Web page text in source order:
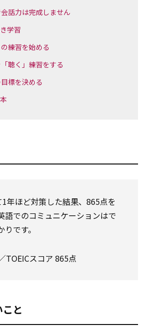
話力は完成しません
学習
練習を始める
聴く」練習をする
標を決める
年ほど対策した結果、865点を
語でのコミュニケーションはで
です。
TOEICスコア 865点
と